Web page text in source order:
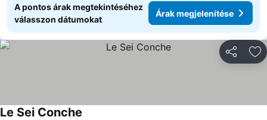
A pontos árak megtekintéséhez
válasszon dátumokat
Árak megjelenítése
Le Sei Conche